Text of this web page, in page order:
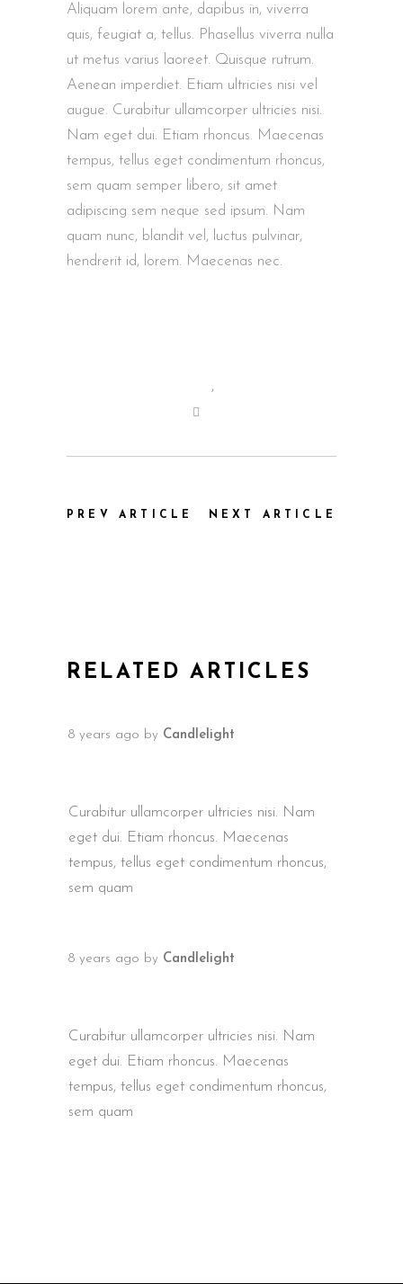
Aliquam lorem ante, dapibus in, viverra
quis, feugiat a, tellus. Phasellus viverra nulla
ut metus varius laoreet. Quisque rutrum.
Aenean imperdiet. Etiam ultricies nisi vel
augue. Curabitur ullamcorper ultricies nisi.
Nam eget dui. Etiam rhoncus. Maecenas
tempus, tellus eget condimentum rhoncus,
sem quam semper libero, sit amet
adipiscing sem neque sed ipsum. Nam
quam nunc, blandit vel, luctus pulvinar,
hendrerit id, lorem. Maecenas nec.
,
PREV ARTICLE NEXT ARTICLE
RELATED ARTICLES
8 years ago by Candlelight
Curabitur ullamcorper ultricies nisi. Nam
eget dui. Etiam rhoncus. Maecenas
tempus, tellus eget condimentum rhoncus,
sem quam
8 years ago by Candlelight
Curabitur ullamcorper ultricies nisi. Nam
eget dui. Etiam rhoncus. Maecenas
tempus, tellus eget condimentum rhoncus,
sem quam